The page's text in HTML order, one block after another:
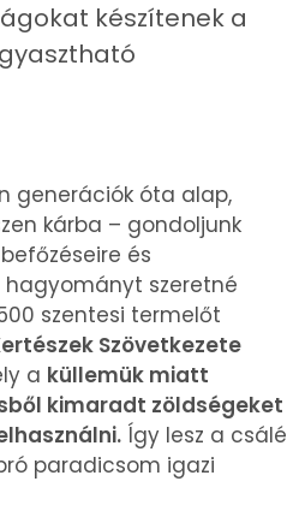
készítenek a
generációk óta alap,
kárba – gondoljunk
és
hagyományt szeretné
szentesi termelőt
Szövetkezete
a küllemük miatt
kimaradt zöldségeket
Így lesz a csálé
paradicsom igazi